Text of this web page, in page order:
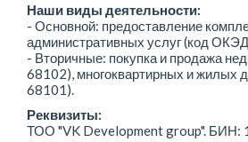
Наши виды деятельности:
- Основной: предоставление
административных услуг (код
- Вторичные: покупка и продажа
68102), многоквартирных и жилых
68101).
Реквизиты:
ТОО "VK Development group". БИН: